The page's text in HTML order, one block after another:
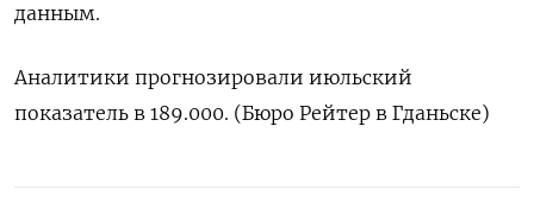
данным.
Аналитики прогнозировали июльский
показатель в 189.000. (Бюро Рейтер в Гданьске)